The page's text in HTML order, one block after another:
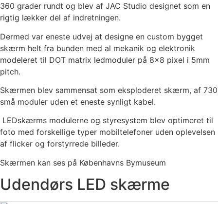
360 grader rundt og blev af JAC Studio designet som en
rigtig lækker del af indretningen.
Dermed var eneste udvej at designe en custom bygget
skærm helt fra bunden med al mekanik og elektronik
modeleret til DOT matrix ledmoduler på 8×8 pixel i 5mm
pitch.
Skærmen blev sammensat som eksploderet skærm, af 730
små moduler uden et eneste synligt kabel.
LEDskærms modulerne og styresystem blev optimeret til
foto med forskellige typer mobiltelefoner uden oplevelsen
af flicker og forstyrrede billeder.
Skærmen kan ses på Københavns Bymuseum
Udendørs LED skærme​